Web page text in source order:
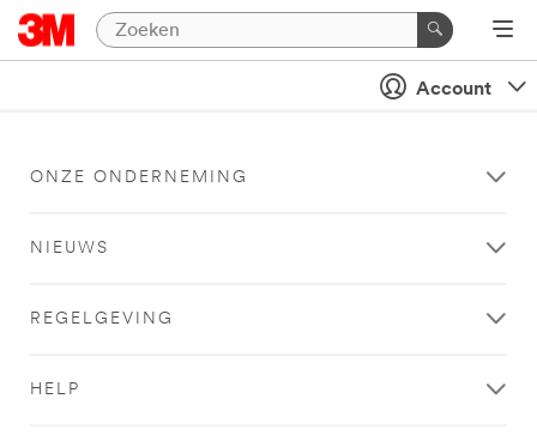
Account
ONZE ONDERNEMING
NIEUWS
REGELGEVING
HELP